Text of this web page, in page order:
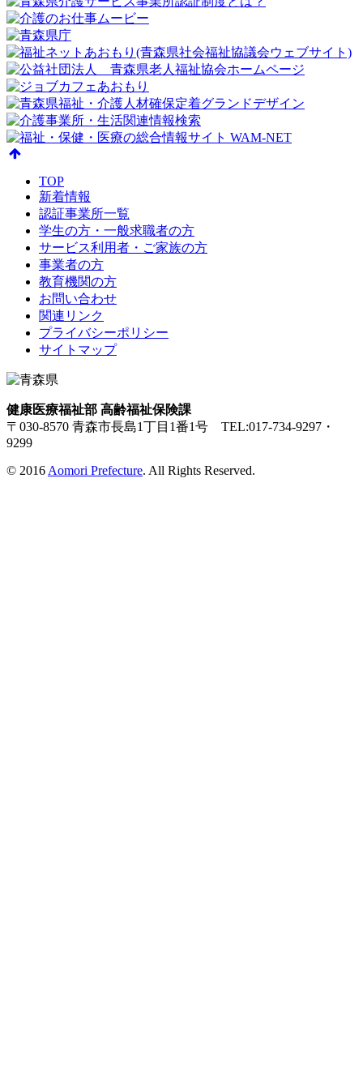
TOP
新着情報
認証事業所一覧
学生の方・一般求職者の方
サービス利用者・ご家族の方
事業者の方
教育機関の方
お問い合わせ
関連リンク
プライバシーポリシー
サイトマップ
健康医療福祉部 高齢福祉保険課
〒030-8570 青森市長島1丁目1番1号 TEL:017-734-9297・
9299
© 2016 Aomori Prefecture. All Rights Reserved.